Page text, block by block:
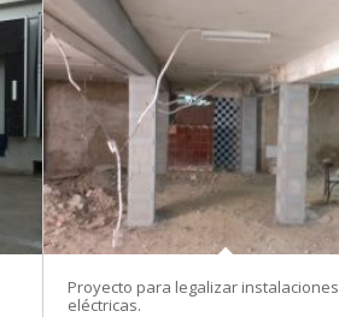
Proyecto para legalizar instalaciones
eléctricas.